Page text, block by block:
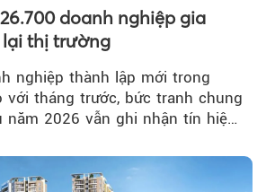
doanh nghiệp gia
lại thị trường
nghiệp thành lập mới trong
với tháng trước, bức tranh chung
năm 2026 vẫn ghi nhận tín hiệu